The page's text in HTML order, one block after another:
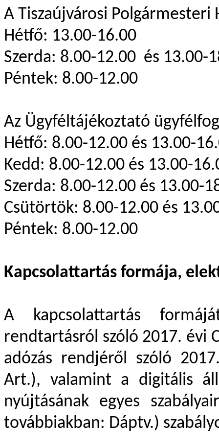
A Tiszaújvárosi
Hétfő: 13.00-16.00
Szerda: 8.00-12.00 és 13.00-
Péntek: 8.00-12.00
Az Ügyféltájékoztató
Hétfő: 8.00-12.00 és 13.00-
Kedd: 8.00-12.00 és 13.00-
Szerda: 8.00-12.00 és 13.00-
Csütörtök: 8.00-12.00 és
Péntek: 8.00-12.00
Kapcsolattartás formája,
A kapcsolattartás
rendtartásról szóló 2017. évi
adózás rendjéről szóló
Art.), valamint a digitális
nyújtásának egyes
továbbiakban: Dáptv.)